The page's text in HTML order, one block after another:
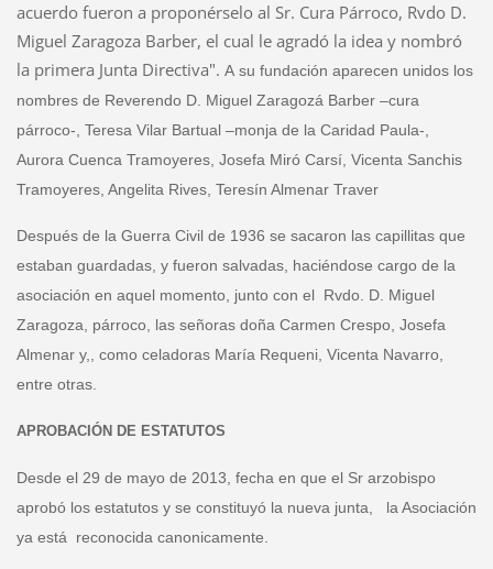
acuerdo fueron a proponérselo al Sr. Cura Párroco, Rvdo D.
Miguel Zaragoza Barber, el cual le agradó la idea y nombró
la primera Junta Directiva". A su fundación aparecen unidos los
nombres de Reverendo D. Miguel Zaragozá Barber –cura
párroco-, Teresa Vilar Bartual –monja de la Caridad Paula-,
Aurora Cuenca Tramoyeres, Josefa Miró Carsí, Vicenta Sanchis
Tramoyeres, Angelita Rives, Teresín Almenar Traver
Después de la Guerra Civil de 1936 se sacaron las capillitas que
estaban guardadas, y fueron salvadas, haciéndose cargo de la
asociación en aquel momento, junto con el Rvdo. D. Miguel
Zaragoza, párroco, las señoras doña Carmen Crespo, Josefa
Almenar y,, como celadoras María Requeni, Vicenta Navarro,
entre otras.
APROBACIÓN DE ESTATUTOS
Desde el 29 de mayo de 2013, fecha en que el Sr arzobispo
aprobó los estatutos y se constituyó la nueva junta, la Asociación
ya está reconocida canonicamente.